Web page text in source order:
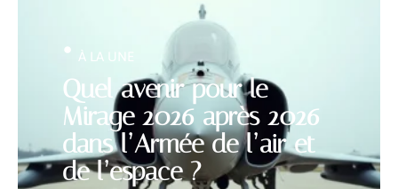
Quel avenir pour le
Mirage 2026 après 2026
dans l’Armée de l’air et
de l’espace ?
À LA UNE